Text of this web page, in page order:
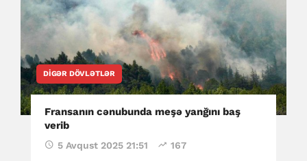
DIGƏR DÖVLƏTLƏR
Fransanın cənubunda meşə yanğını baş
verib
5 Avqust 2025 21:51 167